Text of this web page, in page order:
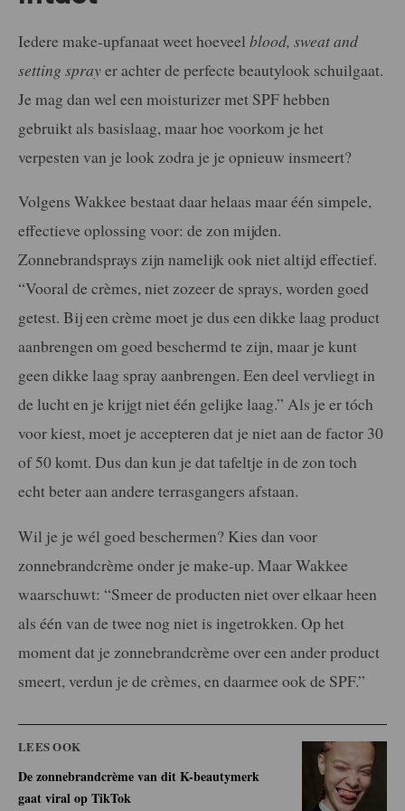
Iedere make-upfanaat weet hoeveel blood, sweat and
setting sprayer achter de perfecte beautylook schuilgaat.
Je mag dan wel een moisturizer met SPF hebben
gebruikt als basislaag, maar hoe voorkom je het
verpesten van je look zodra je je opnieuw insmeert?
Volgens Wakkee bestaat daar helaas maar één simpele,
effectieve oplossing voor: de zon mijden.
Zonnebrandsprays zijn namelijk ook niet altijd effectief.
“Vooral de crèmes, niet zozeer de sprays, worden goed
getest. Bij een crème moet je dus een dikke laag product
aanbrengen om goed beschermd te zijn, maar je kunt
geen dikke laag spray aanbrengen. Een deel vervliegt in
de lucht en je krijgt niet één gelijke laag.” Als je er tóch
voor kiest, moet je accepteren dat je niet aan de factor 30
of 50 komt. Dus dan kun je dat tafeltje in de zon toch
echt beter aan andere terrasgangers afstaan.
Wil je je wél goed beschermen? Kies dan voor
zonnebrandcrème onder je make-up. Maar Wakkee
waarschuwt: “Smeer de producten niet over elkaar heen
als één van de twee nog niet is ingetrokken. Op het
moment dat je zonnebrandcrème over een ander product
smeert, verdun je de crèmes, en daarmee ook de SPF.”
LEES OOK
De zonnebrandcrème van dit K-beautymerk
gaat viral op TikTok